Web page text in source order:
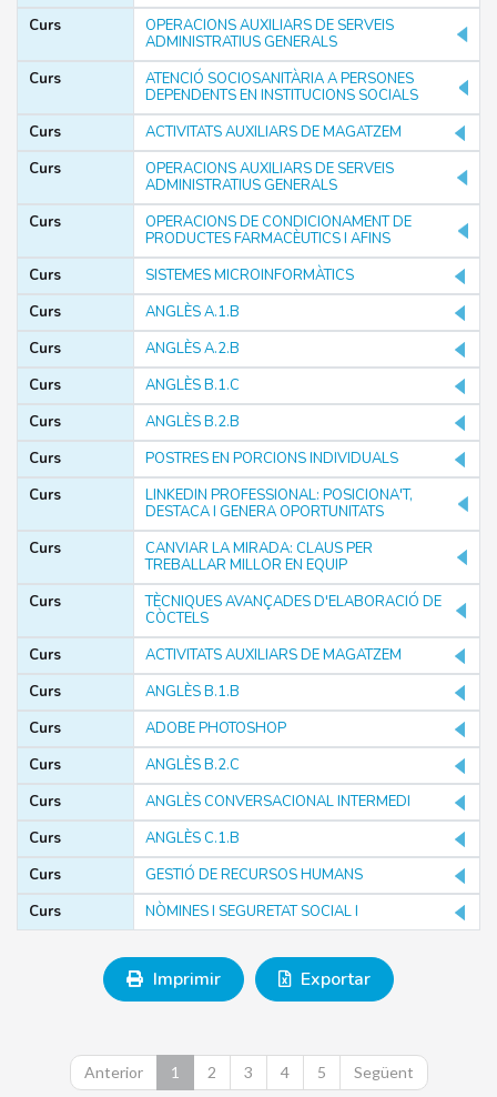
Treballadors/es a l'atur
Treballadors/es en actiu
MODALITATS
TIPUS
Curs
OPERACIONS AUXILIARS DE SERVEIS
ADMINISTRATIUS GENERALS
Curs
ATENCIÓ SOCIOSANITÀRIA A PERSONES
DEPENDENTS EN INSTITUCIONS SOCIALS
Curs
ACTIVITATS AUXILIARS DE MAGATZEM
Curs
OPERACIONS AUXILIARS DE SERVEIS
ADMINISTRATIUS GENERALS
Curs
OPERACIONS DE CONDICIONAMENT DE
PRODUCTES FARMACÈUTICS I AFINS
Curs
SISTEMES MICROINFORMÀTICS
Curs
ANGLÈS A.1.B
Curs
ANGLÈS A.2.B
Curs
ANGLÈS B.1.C
Curs
ANGLÈS B.2.B
Curs
POSTRES EN PORCIONS INDIVIDUALS
Curs
LINKEDIN PROFESSIONAL: POSICIONA'T,
DESTACA I GENERA OPORTUNITATS
Curs
CANVIAR LA MIRADA: CLAUS PER
TREBALLAR MILLOR EN EQUIP
Curs
TÈCNIQUES AVANÇADES D'ELABORACIÓ DE
CÒCTELS
Curs
ACTIVITATS AUXILIARS DE MAGATZEM
Curs
ANGLÈS B.1.B
Curs
ADOBE PHOTOSHOP
Curs
ANGLÈS B.2.C
Curs
ANGLÈS CONVERSACIONAL INTERMEDI
Curs
ANGLÈS C.1.B
Curs
GESTIÓ DE RECURSOS HUMANS
Curs
NÒMINES I SEGURETAT SOCIAL I
Imprimir Exportar
Anterior 1 2 3 4 5 Següent